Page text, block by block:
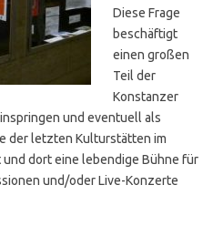
Diese Frage
beschäftigt
einen großen
Teil der
Konstanzer
und eventuell als
der letzten Kulturstätten im
dort eine lebendige Bühne für
und/oder Live-Konzerte